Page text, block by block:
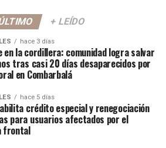
+ LEÍDO
hace 3 días
en la cordillera: comunidad logra salvar
tras casi 20 días desaparecidos por
en Combarbalá
hace 5 días
crédito especial y renegociación
para usuarios afectados por el
frontal